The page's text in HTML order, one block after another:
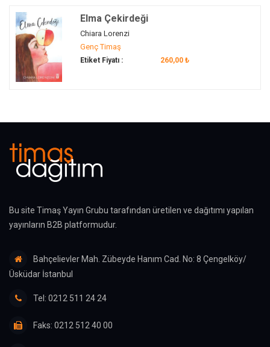
Elma Çekirdeği
Chiara Lorenzi
Genç Timaş
Etiket Fiyatı : 260,00 ₺
Bu site Timaş Yayın Grubu tarafından üretilen ve dağıtımı yapılan
yayınların B2B platformudur.
Bahçelievler Mah. Zübeyde Hanım Cad. No: 8 Çengelköy/
Üsküdar İstanbul
Tel: 0212 511 24 24
Faks: 0212 512 40 00